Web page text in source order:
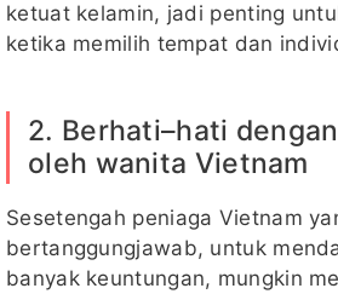
ketuat kelamin, jadi penting
ketika memilih tempat dan
2. Berhati–hati
oleh wanita Vietnam
Sesetengah peniaga Vietnam
bertanggungjawab, untuk
banyak keuntungan, mungkin